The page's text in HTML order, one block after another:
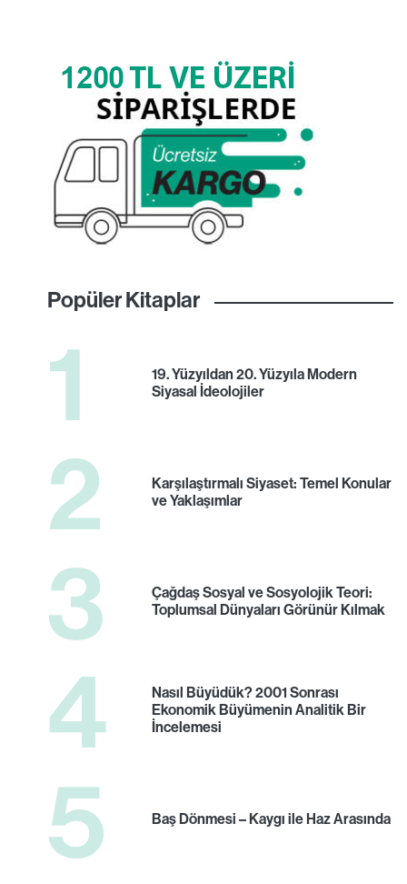
Popüler Kitaplar
1
19. Yüzyıldan 20. Yüzyıla Modern
Siyasal İdeolojiler
2
Karşılaştırmalı Siyaset: Temel Konular
ve Yaklaşımlar
3
Çağdaş Sosyal ve Sosyolojik Teori:
Toplumsal Dünyaları Görünür Kılmak
4
Nasıl Büyüdük? 2001 Sonrası
Ekonomik Büyümenin Analitik Bir
İncelemesi
5 Baş Dönmesi – Kaygı ile Haz Arasında